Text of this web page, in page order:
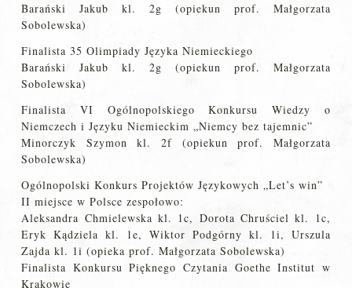
Barański Jakub kl. 2g (opiekun prof. Małgorzata
Sobolewska)
Finalista 35 Olimpiady Języka Niemieckiego
Barański Jakub kl. 2g (opiekun prof. Małgorzata
Sobolewska)
Finalista VI Ogólnopolskiego Konkursu Wiedzy o
Niemczech i Języku Niemieckim „Niemcy bez tajemnic”
Minorczyk Szymon kl. 2f (opiekun prof. Małgorzata
Sobolewska)
Ogólnopolski Konkurs Projektów Językowych „Let’s win”
II miejsce w Polsce zespołowo:
Aleksandra Chmielewska kl. 1c, Dorota Chruściel kl. 1c,
Eryk Kądziela kl. 1e, Wiktor Podgórny kl. 1i, Urszula
Zajda kl. 1i (opieka prof. Małgorzata Sobolewska)
Finalista Konkursu Pięknego Czytania Goethe Institut w
Krakowie